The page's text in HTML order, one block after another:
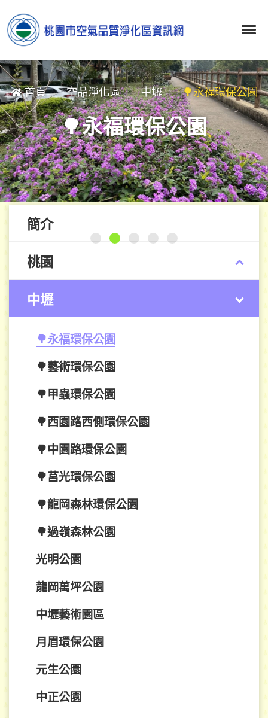
首頁 空品淨化區 中壢 🌳永福環保公園
🌳永福環保公園
簡介
桃園
中壢
🌳永福環保公園
🌳藝術環保公園
🌳甲蟲環保公園
🌳西園路西側環保公園
🌳中園路環保公園
🌳莒光環保公園
🌳龍岡森林環保公園
🌳過嶺森林公園
光明公園
龍岡萬坪公園
中壢藝術園區
月眉環保公園
元生公園
中正公園